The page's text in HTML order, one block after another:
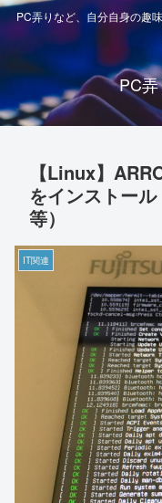
PC弄りなど、自分自身の趣
PC
【Linux】
をインストー
等）
IT関連